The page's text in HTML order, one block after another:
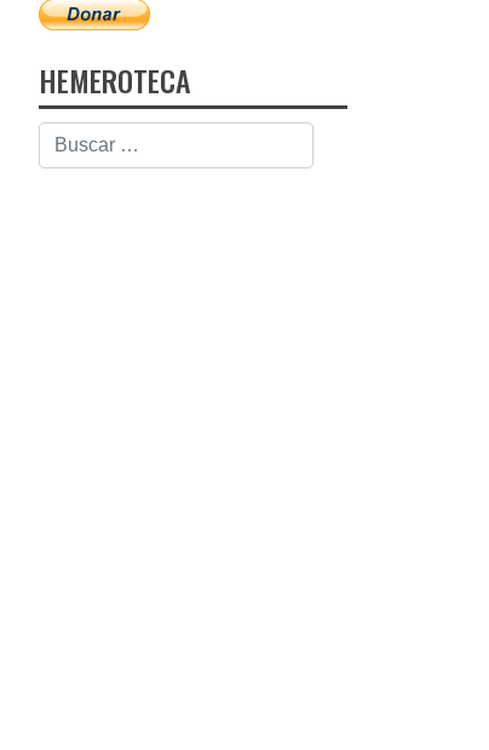
HEMEROTECA